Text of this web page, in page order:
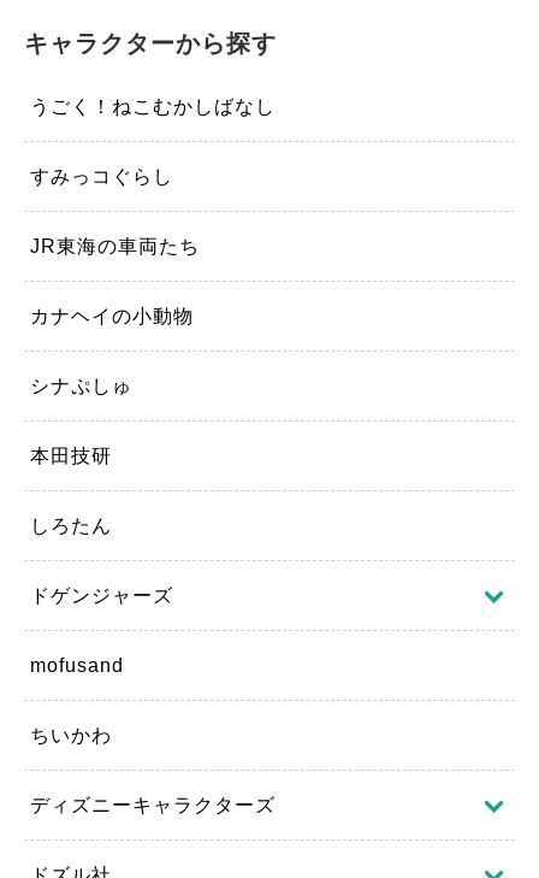
キャラクターから探す
うごく！ねこむかしばなし
すみっコぐらし
JR東海の車両たち
カナヘイの小動物
シナぷしゅ
本田技研
しろたん
ドゲンジャーズ
mofusand
ちいかわ
ディズニーキャラクターズ